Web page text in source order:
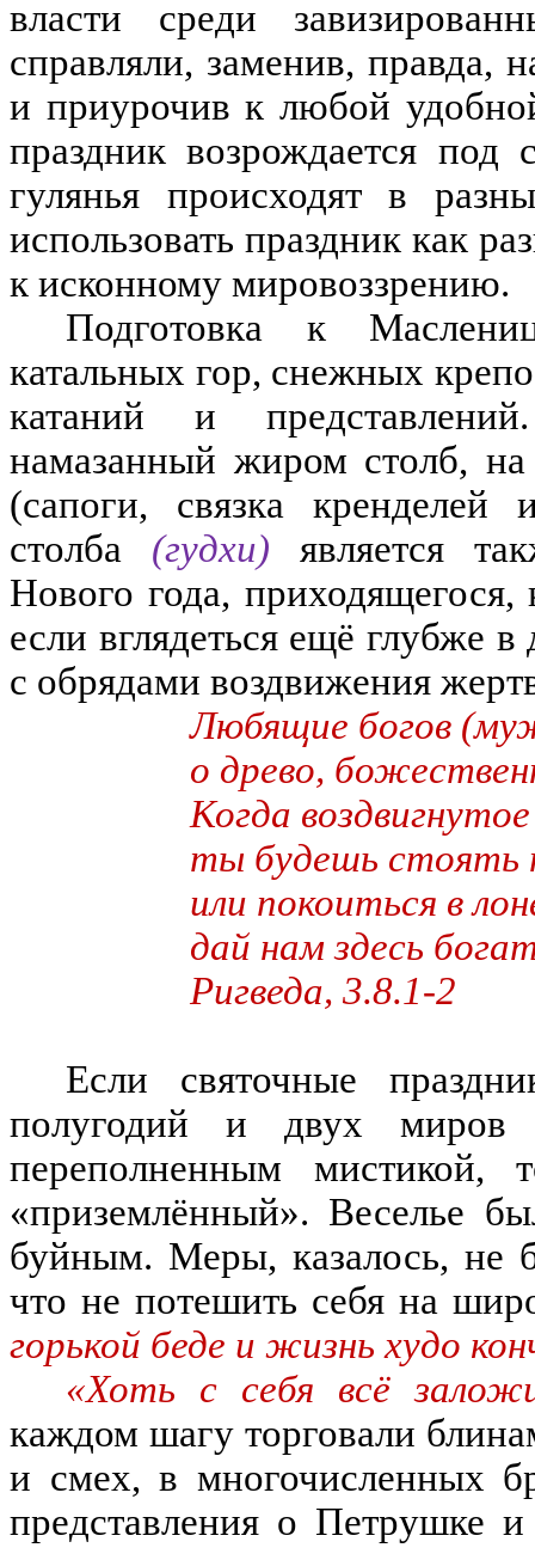
власти среди
справляли, заменив, правда,
и приурочив к любой
праздник возрождается под
гулянья происходят в
использовать праздник как
к исконному мировоззрению.
Подготовка к
катальных гор, снежных
катаний и представлений.
намазанный жиром столб,
(сапоги,
связка кренделей
столба
(гудхи)
является
Нового года, приходящегося,
если вглядеться ещё глубже в
с обрядами воздвижения
Любящие богов
о древо,
Когда
ты будешь стоять
или покоиться в
дай нам здесь
Ригведа, 3.8.1-2
Если святочные
полугодий и двух миров
переполненным мистикой,
«приземлённый». Веселье
буйным. Меры, казалось, не
что не потешить себя на
горькой беде и жизнь худо
«Хоть с себя всё
каждом шагу торговали
и смех, в многочисленных
представления о Петрушке